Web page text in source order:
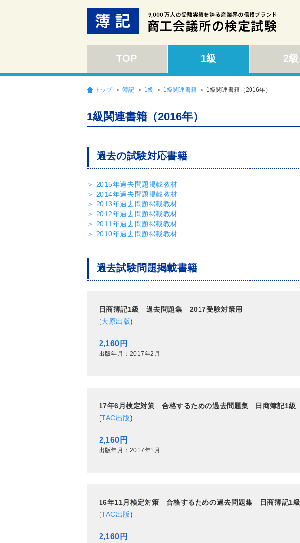
TOP 1級 2級
トップ ＞ 簿記 ＞ 1級 ＞ 1級関連書籍 ＞ 1級関連書籍（2016年）
1級関連書籍（2016年）
過去の試験対応書籍
＞ 2015年過去問題掲載教材
＞ 2014年過去問題掲載教材
＞ 2013年過去問題掲載教材
＞ 2012年過去問題掲載教材
＞ 2011年過去問題掲載教材
＞ 2010年過去問題掲載教材
過去試験問題掲載書籍
日商簿記1級 過去問題集 2017受験対策用
(大原出版)
2,160円
出版年月：2017年2月
17年6月検定対策 合格するための過去問題集 日商簿記1級
(TAC出版)
2,160円
出版年月：2017年1月
16年11月検定対策 合格するための過去問題集 日商簿記1級
(TAC出版)
2,160円